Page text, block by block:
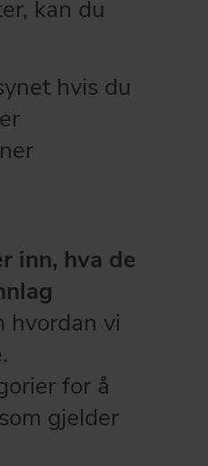
kan du
hvis du
inn, hva de
hvordan vi
for å
gjelder